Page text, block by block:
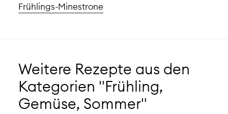
Frühlings-Minestrone
Weitere Rezepte aus den
Kategorien "Frühling,
Gemüse, Sommer"